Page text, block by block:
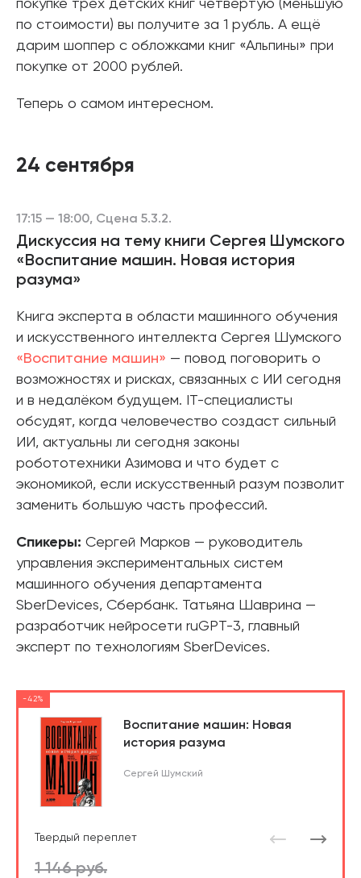
покупке трёх детских книг четвёртую (меньшую
по стоимости) вы получите за 1 рубль. А ещё
дарим шоппер с обложками книг «Альпины» при
покупке от 2000 рублей.
Теперь о самом интересном.
24 сентября
17:15 — 18:00, Сцена 5.3.2.
Дискуссия на тему книги Сергея Шумского
«Воспитание машин. Новая история
разума»
Книга эксперта в области машинного обучения
и искусственного интеллекта Сергея Шумского
«Воспитание машин» — повод поговорить о
возможностях и рисках, связанных с ИИ сегодня
и в недалёком будущем. IT-специалисты
обсудят, когда человечество создаст сильный
ИИ, актуальны ли сегодня законы
робототехники Азимова и что будет с
экономикой, если искусственный разум позволит
заменить большую часть профессий.
Спикеры: Сергей Марков — руководитель
управления экспериментальных систем
машинного обучения департамента
SberDevices, Сбербанк. Татьяна Шаврина —
разработчик нейросети ruGPT-3, главный
эксперт по технологиям SberDevices.
-42%
Воспитание машин: Новая
история разума
Сергей Шумский
Твердый переплет
1 146 руб.